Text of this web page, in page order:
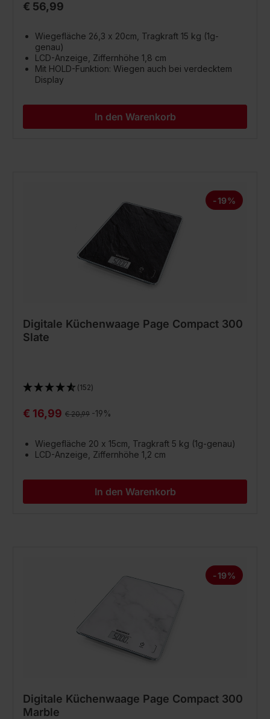
€ 56,99
Wiegefläche 26,3 x 20cm, Tragkraft 15 kg (1g-
genau)
LCD-Anzeige, Ziffernhöhe 1,8 cm
Mit HOLD-Funktion: Wiegen auch bei verdecktem
Display
In den Warenkorb
-19%
Digitale Küchenwaage Page Compact 300
Slate
(152)
€ 16,99 Regulärer Preis:
€ 20,99 -19%
Wiegefläche 20 x 15cm, Tragkraft 5 kg (1g-genau)
LCD-Anzeige, Ziffernhöhe 1,2 cm
In den Warenkorb
-19%
Digitale Küchenwaage Page Compact 300
Marble